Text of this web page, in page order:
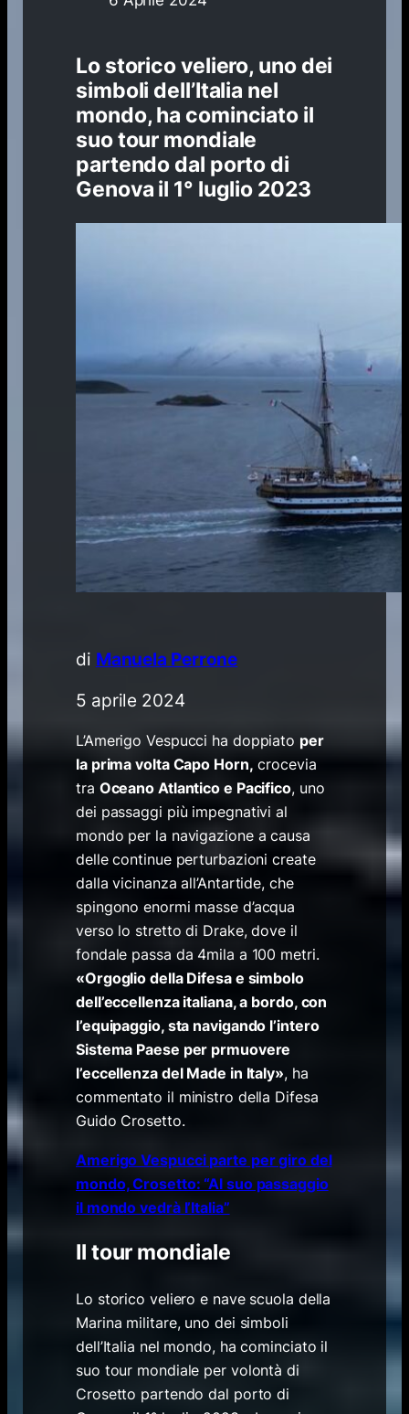
Lo storico veliero, uno dei
simboli dell’Italia nel
mondo, ha cominciato il
suo tour mondiale
partendo dal porto di
Genova il 1° luglio 2023
di Manuela Perrone
5 aprile 2024
L’Amerigo Vespucci ha doppiato per
la prima volta Capo Horn, crocevia
tra Oceano Atlantico e Pacifico, uno
dei passaggi più impegnativi al
mondo per la navigazione a causa
delle continue perturbazioni create
dalla vicinanza all’Antartide, che
spingono enormi masse d’acqua
verso lo stretto di Drake, dove il
fondale passa da 4mila a 100 metri.
«Orgoglio della Difesa e simbolo
dell’eccellenza italiana, a bordo, con
l’equipaggio, sta navigando l’intero
Sistema Paese per prmuovere
l’eccellenza del Made in Italy», ha
commentato il ministro della Difesa
Guido Crosetto.
Amerigo Vespucci parte per giro del
mondo, Crosetto: “Al suo passaggio
il mondo vedrà l’Italia”
Il tour mondiale
Lo storico veliero e nave scuola della
Marina militare, uno dei simboli
dell’Italia nel mondo, ha cominciato il
suo tour mondiale per volontà di
Crosetto partendo dal porto di